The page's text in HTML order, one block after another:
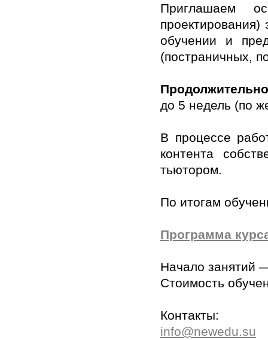
Приглашаем
проектирования)
обучении и
(постраничных,
до 5 недель (по
В процессе
контента
тьютором.
По итогам
Программа
Начало занятий
Стоимость
Контакты:
info@newedu.su